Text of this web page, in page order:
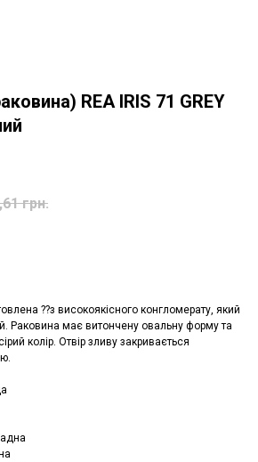
REA IRIS 71 GREY
грн.
??з високоякісного конгломерату, який
Раковина має витончену овальну форму та
колір. Отвір зливу закривається